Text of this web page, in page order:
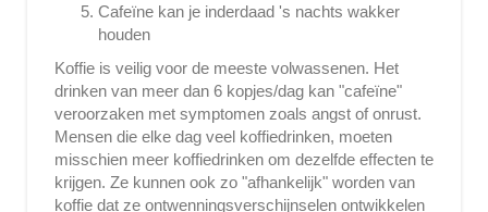
Cafeïne kan je inderdaad 's nachts wakker
houden
Koffie is veilig voor de meeste volwassenen. Het
drinken van meer dan 6 kopjes/dag kan "cafeïne"
veroorzaken met symptomen zoals angst of onrust.
Mensen die elke dag veel koffiedrinken, moeten
misschien meer koffiedrinken om dezelfde effecten te
krijgen. Ze kunnen ook zo "afhankelijk" worden van
koffie dat ze ontwenningsverschijnselen ontwikkelen